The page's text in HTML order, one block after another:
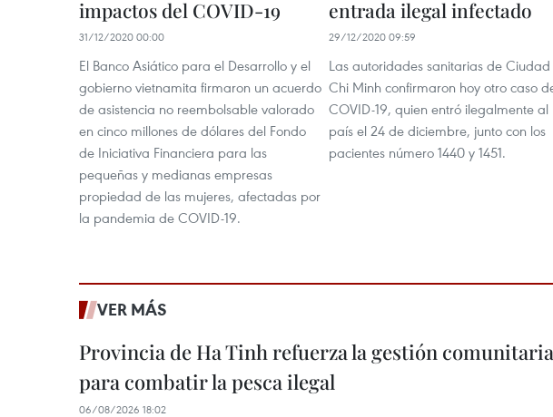
impactos del COVID-19
31/12/2020 00:00
El Banco Asiático para el Desarrollo y el
gobierno vietnamita firmaron un acuerdo
de asistencia no reembolsable valorado
en cinco millones de dólares del Fondo
de Iniciativa Financiera para las
pequeñas y medianas empresas
propiedad de las mujeres, afectadas por
la pandemia de COVID-19.
entrada ilegal infectado
29/12/2020 09:59
Las autoridades sanitarias de Ciudad
Chi Minh confirmaron hoy otro caso
COVID-19, quien entró ilegalmente al
país el 24 de diciembre, junto con los
pacientes número 1440 y 1451.
VER MÁS
Provincia de Ha Tinh refuerza la gestión comunitaria
para combatir la pesca ilegal
06/08/2026 18:02